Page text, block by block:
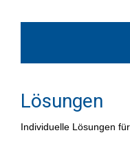
Lösungen
Individuelle Lösungen